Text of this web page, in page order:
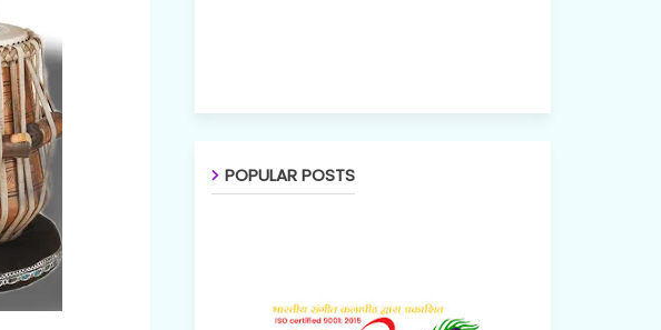
POPULAR POSTS